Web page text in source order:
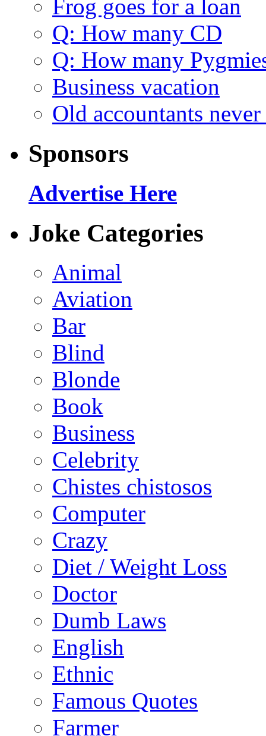
Frog goes for a loan
Q: How many CD
Q: How many
Business vacation
Old accountants
Sponsors
Advertise Here
Joke Categories
Animal
Aviation
Bar
Blind
Blonde
Book
Business
Celebrity
Chistes chistosos
Computer
Crazy
Diet / Weight Loss
Doctor
Dumb Laws
English
Ethnic
Famous Quotes
Farmer